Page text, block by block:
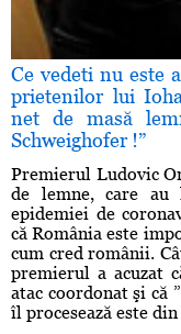
Ce vedeti nu este
prietenilor lui
net de masă
Schweighofer !”
Premierul Ludovic
de lemne, care au
epidemiei de
că România este
cum cred românii.
premierul a acuzat
atac coordonat şi că
îl procesează este din